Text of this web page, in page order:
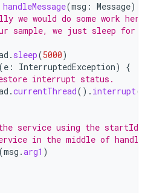
handleMessage(msg : Message)
we would do some work
sample, we just sleep for 5
. sleep(5000)
(e : InterruptedException)
{
interrupt status.
.currentThread(). interrupt()
service using the startId,
in the middle of
(msg .arg1 )